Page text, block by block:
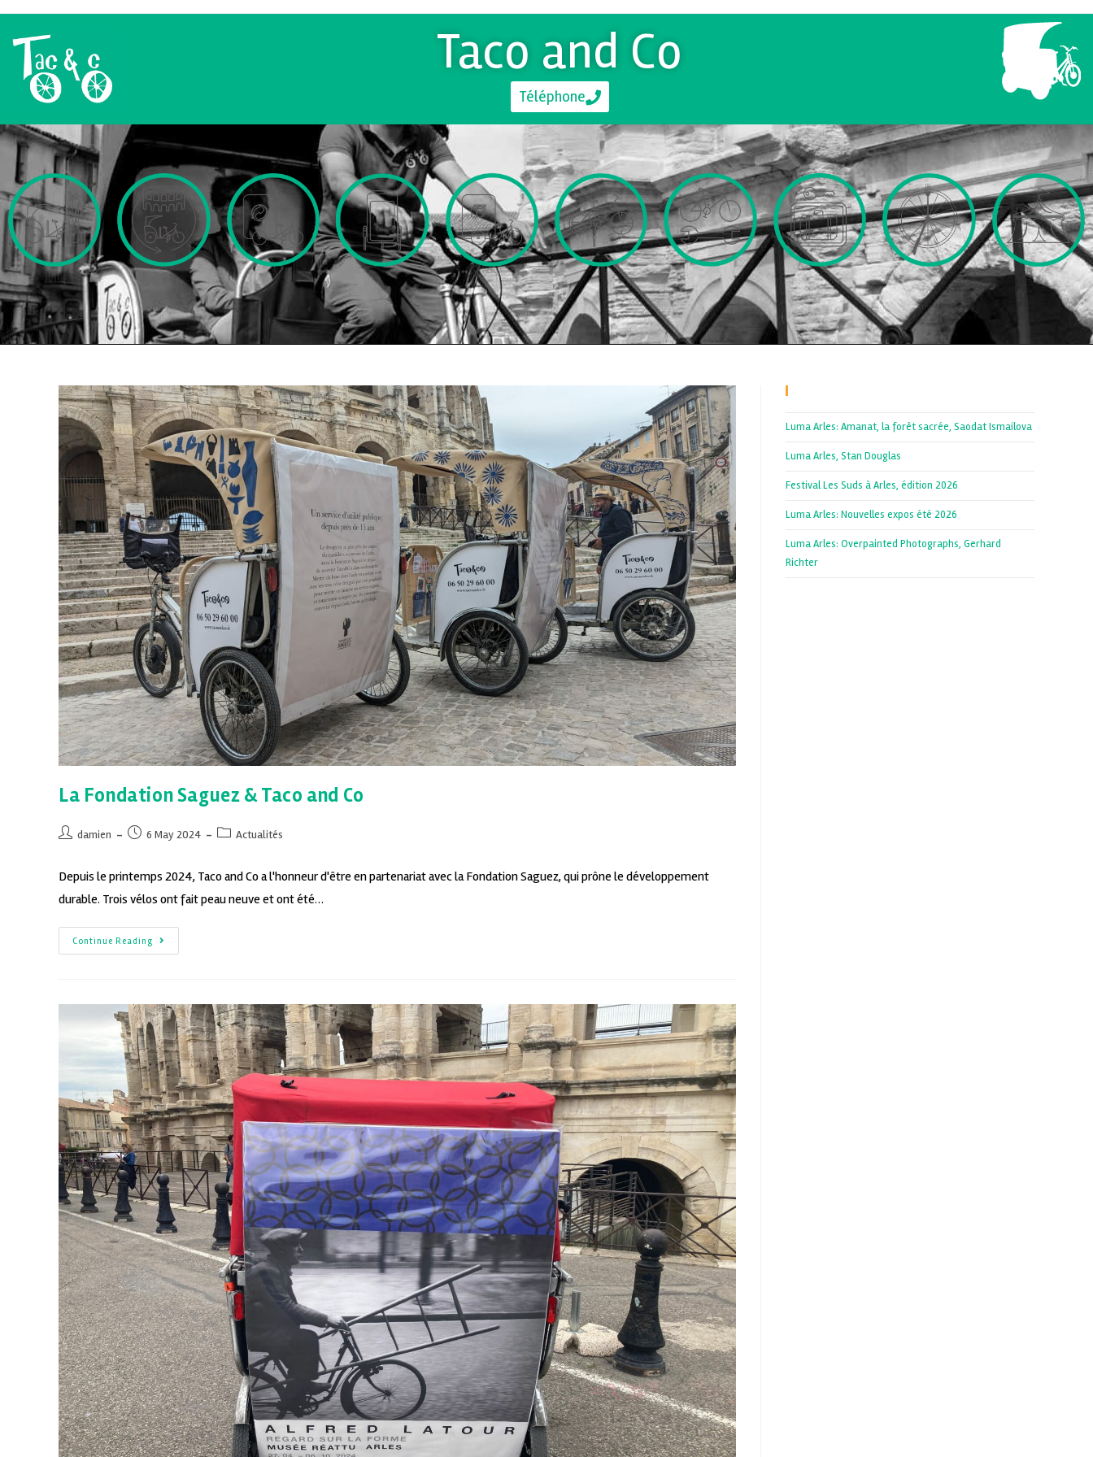
Taco and Co
Téléphone
La Fondation Saguez & Taco and Co
damien 6 May 2024 Actualités
Depuis le printemps 2024, Taco and Co a l'honneur d'être en partenariat avec la Fondation Saguez, qui prône le développement
durable. Trois vélos ont fait peau neuve et ont été…
Continue Reading
Luma Arles: Amanat, la forêt sacrée, Saodat Ismailova
Luma Arles, Stan Douglas
Festival Les Suds à Arles, édition 2026
Luma Arles: Nouvelles expos été 2026
Luma Arles: Overpainted Photographs, Gerhard
Richter